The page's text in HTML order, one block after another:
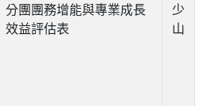
分團團務增能與專業成長
效益評估表
少
山